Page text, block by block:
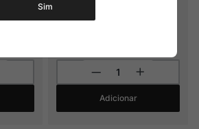
Adicionar
Sim